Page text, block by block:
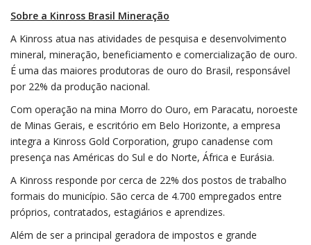
Sobre a Kinross Brasil Mineração
A Kinross atua nas atividades de pesquisa e desenvolvimento
mineral, mineração, beneficiamento e comercialização de ouro.
É uma das maiores produtoras de ouro do Brasil, responsável
por 22% da produção nacional.
Com operação na mina Morro do Ouro, em Paracatu, noroeste
de Minas Gerais, e escritório em Belo Horizonte, a empresa
integra a Kinross Gold Corporation, grupo canadense com
presença nas Américas do Sul e do Norte, África e Eurásia.
A Kinross responde por cerca de 22% dos postos de trabalho
formais do município. São cerca de 4.700 empregados entre
próprios, contratados, estagiários e aprendizes.
Além de ser a principal geradora de impostos e grande